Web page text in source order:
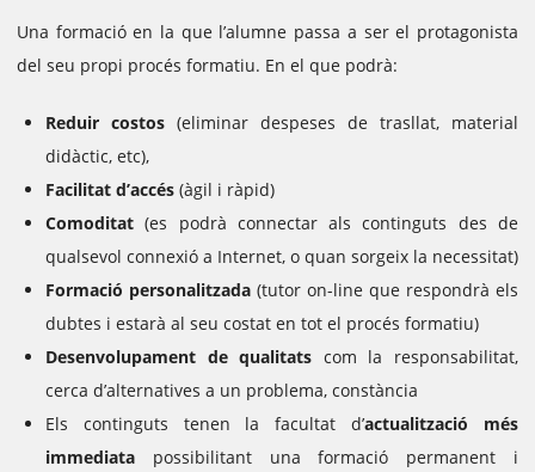
Una formació en la que l’alumne passa a ser el protagonista
del seu propi procés formatiu. En el que podrà:
Reduir costos (eliminar despeses de trasllat, material
didàctic, etc),
Facilitat d’accés (àgil i ràpid)
Comoditat (es podrà connectar als continguts des de
qualsevol connexió a Internet, o quan sorgeix la necessitat)
Formació personalitzada (tutor on-line que respondrà els
dubtes i estarà al seu costat en tot el procés formatiu)
Desenvolupament de qualitats com la responsabilitat,
cerca d’alternatives a un problema, constància
Els continguts tenen la facultat d’actualització més
immediata possibilitant una formació permanent i